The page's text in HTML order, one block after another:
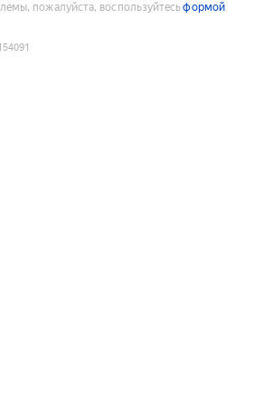
пожалуйста, воспользуйтесьформой